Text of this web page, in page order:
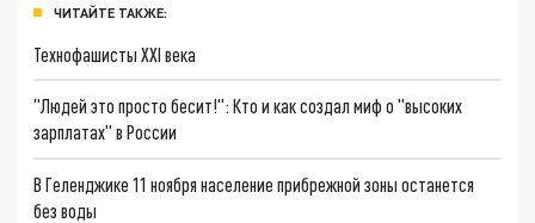
ЧИТАЙТЕ ТАКЖЕ:
Технофашисты XXI века
"Людей это просто бесит!": Кто и как создал миф о "высоких
зарплатах" в России
В Геленджике 11 ноября население прибрежной зоны останется
без воды